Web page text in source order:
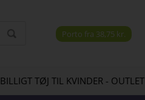
Porto fra 38,75 kr.
BILLIGT TØJ TIL KVINDER - OUTLET